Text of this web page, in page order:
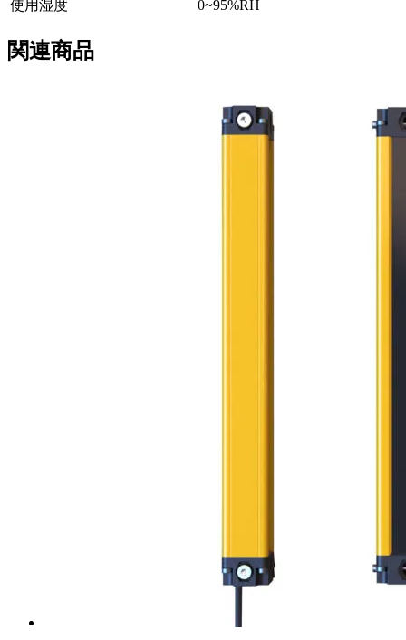
使用湿度
0~95%RH
関連商品